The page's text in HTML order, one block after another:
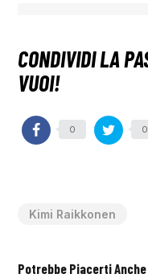
0 0
Kimi Raikkonen
Potrebbe Piacerti Anche